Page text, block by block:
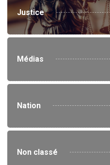
Justice
Médias
Nation
Non classé